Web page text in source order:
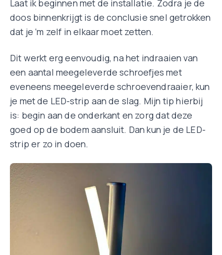
Laat ik beginnen met de installatie. Zodra je de
doos binnenkrijgt is de conclusie snel getrokken
dat je ‘m zelf in elkaar moet zetten.
Dit werkt erg eenvoudig, na het indraaien van
een aantal meegeleverde schroefjes met
eveneens meegeleverde schroevendraaier, kun
je met de LED-strip aan de slag. Mijn tip hierbij
is: begin aan de onderkant en zorg dat deze
goed op de bodem aansluit. Dan kun je de LED-
strip er zo in doen.